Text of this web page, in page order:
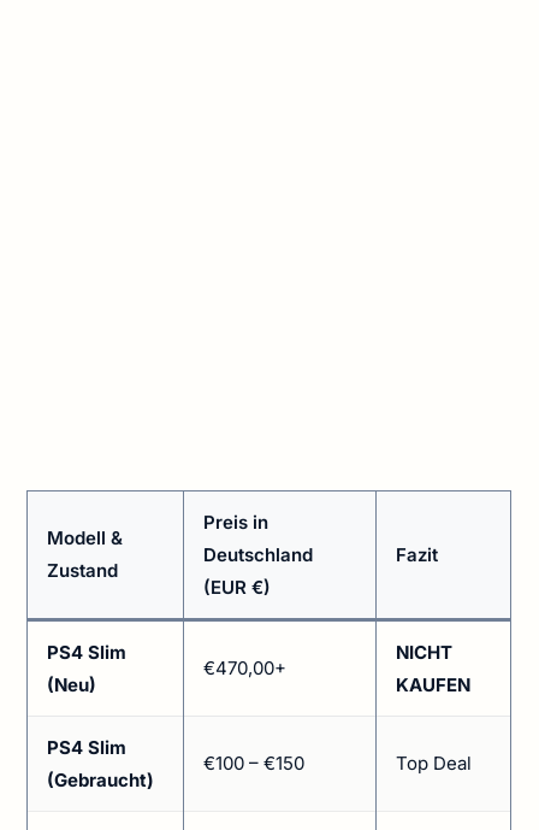
Modell &
Zustand
Preis in
Deutschland
(EUR €)
Fazit
PS4 Slim
(Neu)
€470,00+
NICHT
KAUFEN
PS4 Slim
(Gebraucht)
€100 – €150 Top Deal